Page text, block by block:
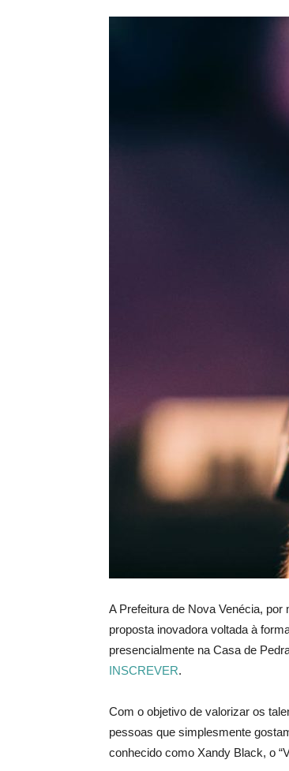
A Prefeitura de Nova Venécia, por
proposta inovadora voltada à
presencialmente na Casa de
INSCREVER.
Com o objetivo de valorizar os
pessoas que simplesmente
conhecido como Xandy Black, o